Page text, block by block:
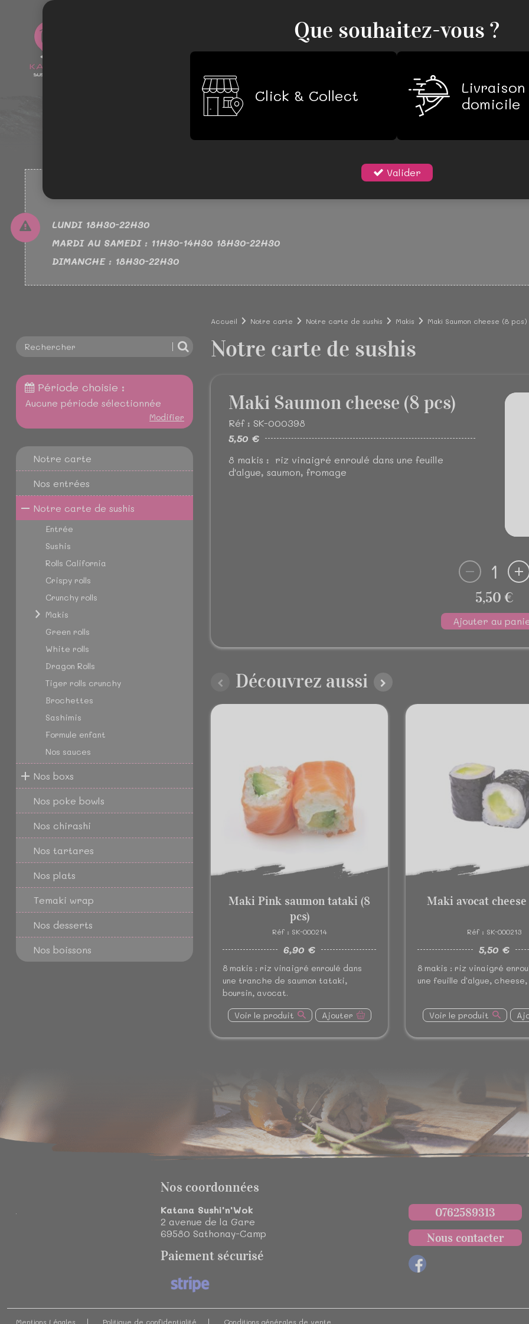
LUNDI 18H30-22H30
MARDI AU SAMEDI : 11H30-14H30 18H30-22H30
DIMANCHE : 18H30-22H30
Accueil Notre carte Notre carte de sushis Makis Maki Saumon cheese (8 pcs)
Période choisie :
Aucune période sélectionnée
Modifier
Notre carte
Nos entrées
Notre carte de sushis
Entrée
Sushis
Rolls California
Crispy rolls
Crunchy rolls
Makis
Green rolls
White rolls
Dragon Rolls
Tiger rolls crunchy
Brochettes
Sashimis
Formule enfant
Nos sauces
Nos boxs
Nos poke bowls
Nos chirashi
Nos tartares
Nos plats
Temaki wrap
Nos desserts
Nos boissons
Notre carte de sushis
Maki Saumon cheese (8 pcs)
Réf : SK-000398
5,50 €
8 makis : riz vinaigré enroulé dans une feuille
d'algue, saumon, fromage
1
5,50 €
Ajouter au
Découvrez aussi
Maki Pink saumon tataki (8
pcs)
Réf : SK-000214
6,90 €
8 makis : riz vinaigré enroulé dans
une tranche de saumon tataki,
boursin, avocat.
Voir le produit
Ajouter
Maki avocat cheese
Réf : SK-000213
5,50 €
8 makis : riz vinaigré
une feuille d'algue,
Voir le produit
Nos coordonnées
Katana Sushi'n'Wok
2 avenue de la Gare
69580 Sathonay-Camp
Paiement sécurisé
0762589313
Nous contacter
Mentions Légales Politique de confidentialité Conditions générales de vente
Que souhaitez-vous ?
Click & Collect
Livraison
domicile
Valider